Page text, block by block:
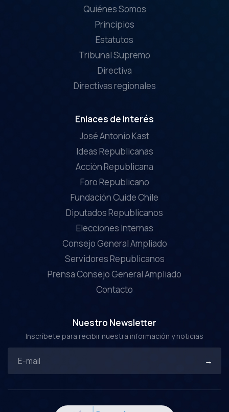
Quiénes Somos
Principios
Estatutos
Tribunal Supremo
Directiva
Directivas regionales
Enlaces de Interés
José Antonio Kast
Ideas Republicanas
Acción Republicana
Foro Republicano
Fundación Cuide Chile
Diputados Republicanos
Elecciones Internas
Consejo General Ampliado
Servidores Republicanos
Prensa Consejo General Ampliado
Contacto
Nuestro Newsletter
Inscríbete para recibir nuestra información y noticias